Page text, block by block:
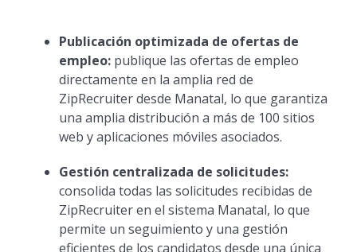
Publicación optimizada de ofertas de
empleo:publique las ofertas de empleo
directamente en la amplia red de
ZipRecruiter desde Manatal, lo que garantiza
una amplia distribución a más de 100 sitios
web y aplicaciones móviles asociados.
Gestión centralizada de solicitudes:
consolida todas las solicitudes recibidas de
ZipRecruiter en el sistema Manatal, lo que
permite un seguimiento y una gestión
eficientes de los candidatos desde una única